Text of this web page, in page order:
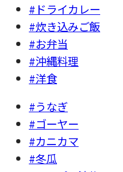
#ドライカレー
#炊き込みご飯
#お弁当
#沖縄料理
#洋食
#うなぎ
#ゴーヤー
#カニカマ
#冬瓜